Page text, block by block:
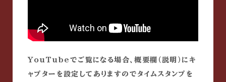
YouTubeでご覧になる場合、概要欄（説明）にキ
ャプターを設定してありますのでタイムスタンプを